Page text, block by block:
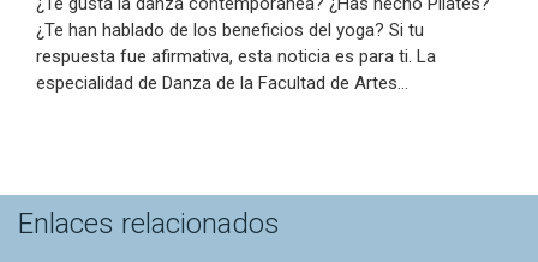
¿Te han hablado de los beneficios del yoga? Si tu
respuesta fue afirmativa, esta noticia es para ti. La
especialidad de Danza de la Facultad de Artes…
Enlaces relacionados